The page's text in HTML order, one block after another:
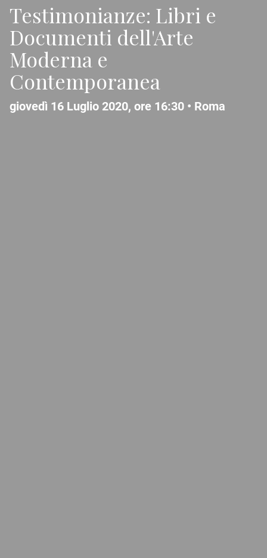
Testimonianze: Libri e
Documenti dell'Arte
Moderna e
Contemporanea
giovedì 16 Luglio 2020, ore 16:30 • Roma